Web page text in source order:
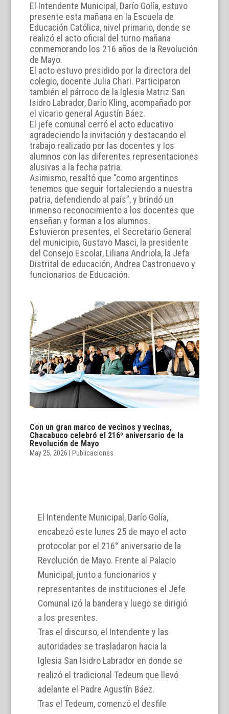
El Intendente Municipal, Darío Golía, estuvo
presente esta mañana en la Escuela de
Educación Católica, nivel primario, donde se
realizó el acto oficial del turno mañana
conmemorando los 216 años de la Revolución
de Mayo.
El acto estuvo presidido por la directora del
colegio, docente Julia Chari. Participaron
también el párroco de la Iglesia Matriz San
Isidro Labrador, Darío Kling, acompañado por
el vicario general Agustín Báez.
El jefe comunal cerró el acto educativo
agradeciendo la invitación y destacando el
trabajo realizado por las docentes y los
alumnos con las diferentes representaciones
alusivas a la fecha patria.
Asimismo, resaltó que “como argentinos
tenemos que seguir fortaleciendo a nuestra
patria, defendiendo al país”, y brindó un
inmenso reconocimiento a los docentes que
enseñan y forman a los alumnos.
Estuvieron presentes, el Secretario General
del municipio, Gustavo Masci, la presidente
del Consejo Escolar, Liliana Andriola, la Jefa
Distrital de educación, Andrea Castronuevo y
funcionarios de Educación.
Con un gran marco de vecinos y vecinas,
Chacabuco celebró el 216º aniversario de la
Revolución de Mayo
May 25, 2026 Publicaciones
El Intendente Municipal, Darío Golía,
encabezó este lunes 25 de mayo el acto
protocolar por el 216° aniversario de la
Revolución de Mayo. Frente al Palacio
Municipal, junto a funcionarios y
representantes de instituciones el Jefe
Comunal izó la bandera y luego se dirigió
a los presentes.
Tras el discurso, el Intendente y las
autoridades se trasladaron hacia la
Iglesia San Isidro Labrador en donde se
realizó el tradicional Tedeum que llevó
adelante el Padre Agustín Báez.
Tras el Tedeum, comenzó el desfile